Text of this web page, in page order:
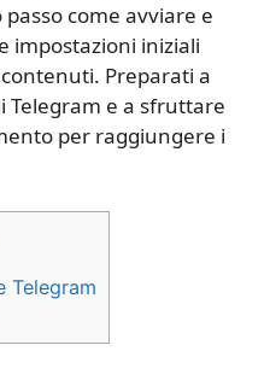
come avviare e
impostazioni iniziali
Preparati a
Telegram e a sfruttare
per raggiungere i
Telegram​